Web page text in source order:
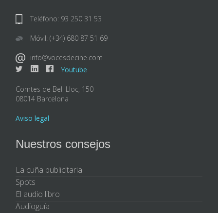
Teléfono: 93 250 31 53
Móvil: (+34) 680 87 51 69
info@vocesdecine.com
Youtube
Comtes de Bell Lloc, 150
08014 Barcelona
Aviso legal
Nuestros consejos
La cuña publicitaria
Spots
El audio libro
Audioguía